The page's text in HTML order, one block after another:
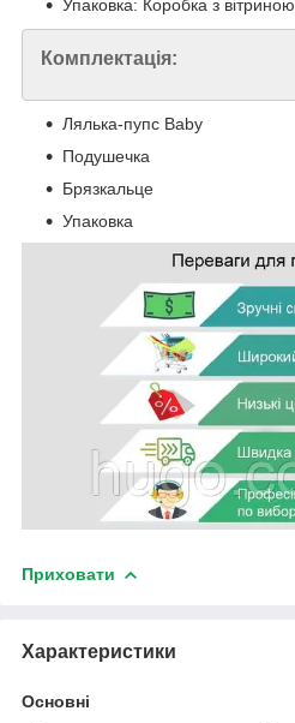
Упаковка: Коробка з вітриною
Комплектація:
Лялька-пупс Baby
Подушечка
Брязкальце
Упаковка
Приховати
Характеристики
Основні